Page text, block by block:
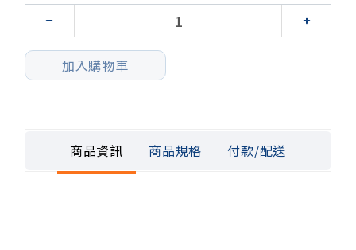
加入購物車
商品資訊 商品規格 付款/配送